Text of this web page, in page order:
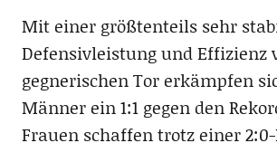
Mit einer größtenteils sehr
Defensivleistung und Effizienz
gegnerischen Tor erkämpfen
Männer ein 1:1 gegen den
Frauen schaffen trotz einer